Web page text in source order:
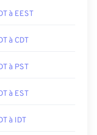
à EEST
à CDT
à PST
à EST
à IDT